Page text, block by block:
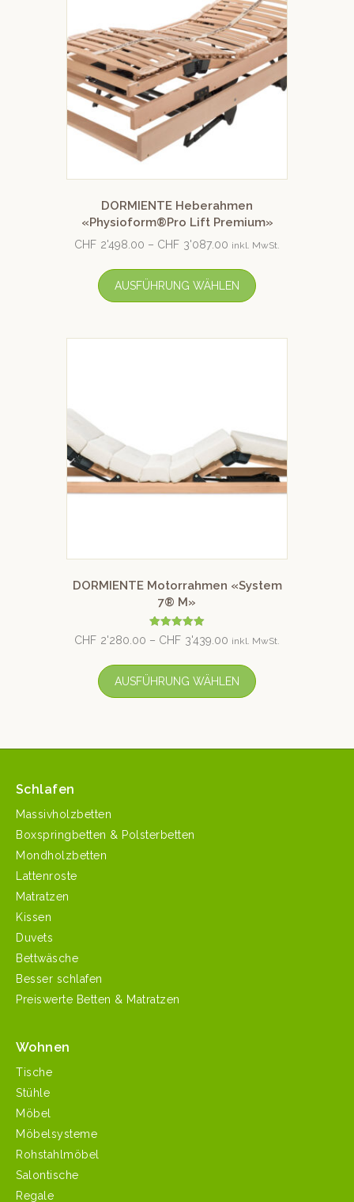
DORMIENTE Heberahmen
«Physioform®Pro Lift Premium»
CHF 2'498.00 – CHF 3'087.00 inkl. MwSt.
AUSFÜHRUNG WÄHLEN
DORMIENTE Motorrahmen «System
7® M»
Bewertet mit
5.00
CHF 2'280.00 – CHF 3'439.00 inkl. MwSt.
AUSFÜHRUNG WÄHLEN
Schlafen
Massivholzbetten
Boxspringbetten & Polsterbetten
Mondholzbetten
Lattenroste
Matratzen
Kissen
Duvets
Bettwäsche
Besser schlafen
Preiswerte Betten & Matratzen
Wohnen
Tische
Stühle
Möbel
Möbelsysteme
Rohstahlmöbel
Salontische
Regale